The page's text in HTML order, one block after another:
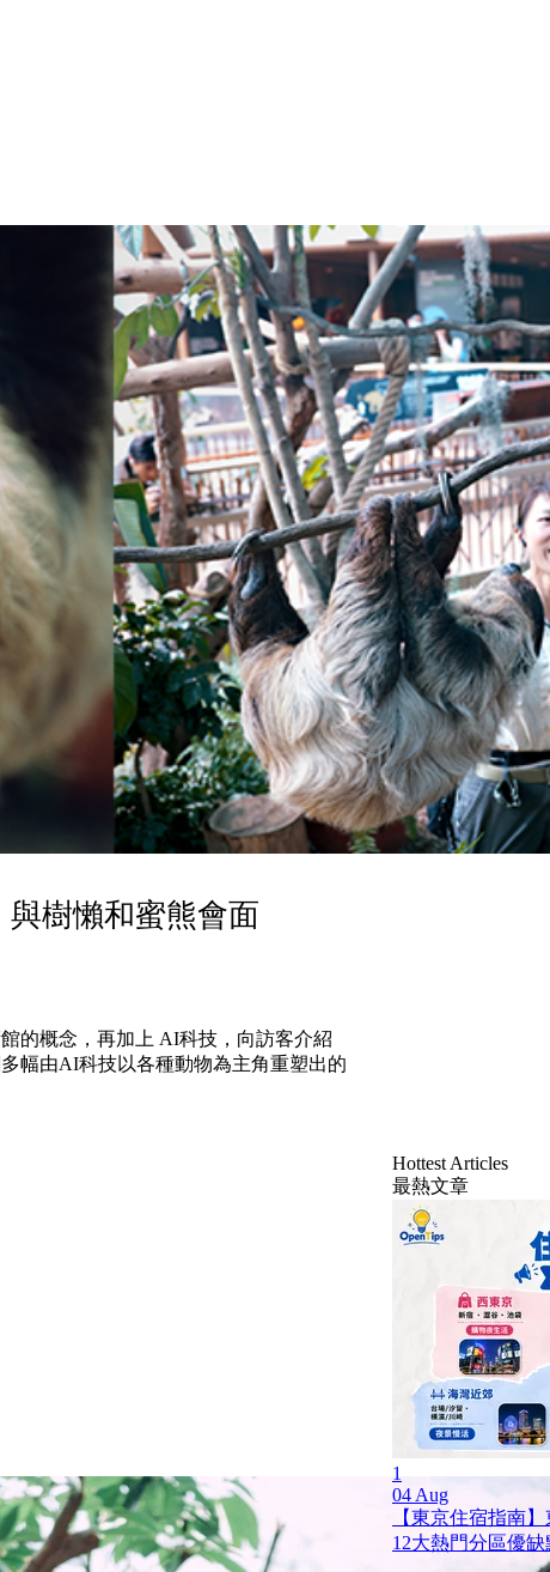
與樹懶和蜜熊會面
的概念，再加上 AI科技，向訪客介紹
幅由AI科技以各種動物為主角重塑出的
Hottest Articles
最熱文章
1
04 Aug
【東京住宿指南
12大熱門分區優